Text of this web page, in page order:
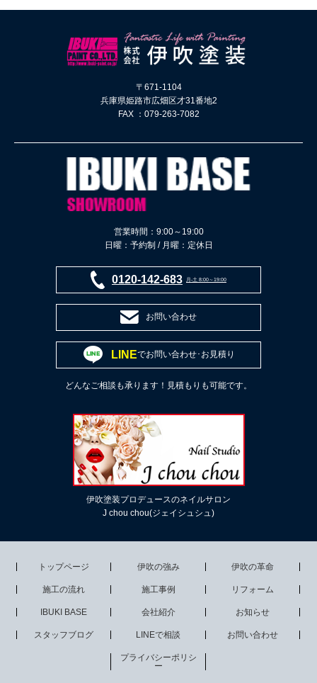
〒671-1104
兵庫県姫路市広畑区才31番地2
FAX ：079-263-7082
営業時間：9:00～19:00
日曜：予約制 / 月曜：定休日
0120-142-683 月-土 8:00～19:00
お問い合わせ
LINEでお問い合わせ･お見積り
どんなご相談も承ります！見積もりも可能です。
伊吹塗装プロデュースのネイルサロン
J chou chou(ジェイシュシュ)
トップページ 伊吹の強み 伊吹の革命
施工の流れ 施工事例 リフォーム
IBUKI BASE 会社紹介 お知らせ
スタッフブログ LINEで相談 お問い合わせ
プライバシーポリシ
ー